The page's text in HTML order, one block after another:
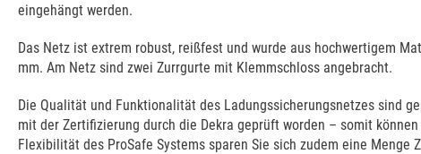
eingehängt werden.
Das Netz ist extrem robust, reißfest und wurde aus hochwertigem
mm. Am Netz sind zwei Zurrgurte mit Klemmschloss angebracht.
Die Qualität und Funktionalität des Ladungssicherungsnetzes sind
mit der Zertifizierung durch die Dekra geprüft worden – somit
Flexibilität des ProSafe Systems sparen Sie sich zudem eine Menge